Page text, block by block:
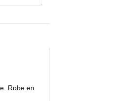
Robe en